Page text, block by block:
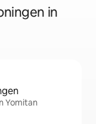
in
Yomitan